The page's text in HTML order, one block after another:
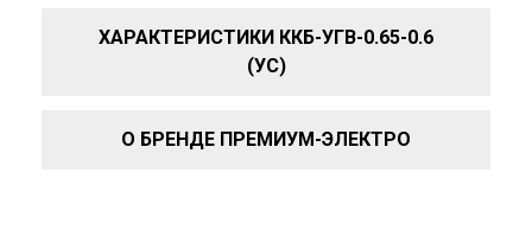
ХАРАКТЕРИСТИКИ ККБ-УГВ-0.65-0.6
(УС)
О БРЕНДЕ ПРЕМИУМ-ЭЛЕКТРО